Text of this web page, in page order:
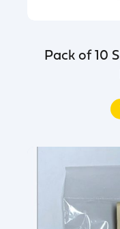
Pack of 10